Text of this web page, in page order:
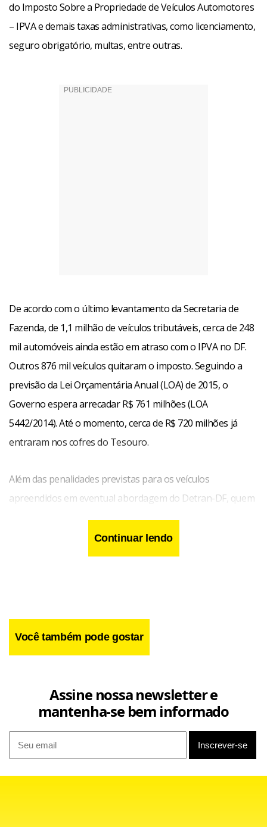
do Imposto Sobre a Propriedade de Veículos Automotores
– IPVA e demais taxas administrativas, como licenciamento,
seguro obrigatório, multas, entre outras.
De acordo com o último levantamento da Secretaria de
Fazenda, de 1,1 milhão de veículos tributáveis, cerca de 248
mil automóveis ainda estão em atraso com o IPVA no DF.
Outros 876 mil veículos quitaram o imposto. Seguindo a
previsão da Lei Orçamentária Anual (LOA) de 2015, o
Governo espera arrecadar R$ 761 milhões (LOA
5442/2014). Até o momento, cerca de R$ 720 milhões já
entraram nos cofres do Tesouro.
Além das penalidades previstas para os veículos
apreendidos em eventual abordagem do Detran-DF, quem
não quitar o IPVA pagará o valor atualizado. Parcelas
pagas com mais de 30 dias do vencimento terão correção
monetária do valor principal pelo Índice Nacional de Preço
Continuar lendo
Você também pode gostar
Assine nossa newsletter e
mantenha-se bem informado